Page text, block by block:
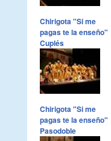
Chirigota "Si me
pagas te la enseño"
Cuplés
Chirigota "Si me
pagas te la enseño"
Pasodoble